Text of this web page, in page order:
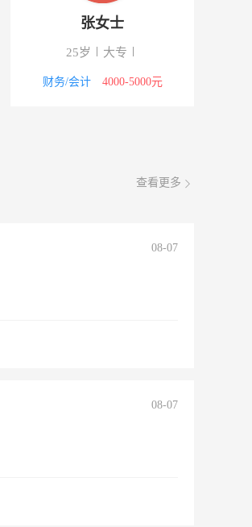
08-07
08-07
张女士
25岁 大专
财务/会计 4000-5000元
查看更多
08-07
08-07